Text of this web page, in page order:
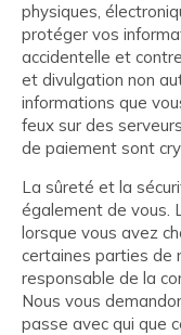
physiques,
protéger vos
accidentelle et
et divulgation non
informations que
feux sur des
de paiement sont
La sûreté et la
également de vous.
lorsque vous avez
certaines parties de
responsable de la
Nous vous
passe avec qui que